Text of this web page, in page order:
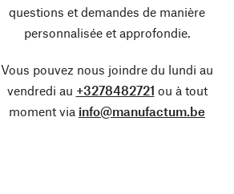
questions et demandes de manière
personnalisée et approfondie.
Vous pouvez nous joindre du lundi au
vendredi au +3278482721 ou à tout
moment via info@manufactum.be